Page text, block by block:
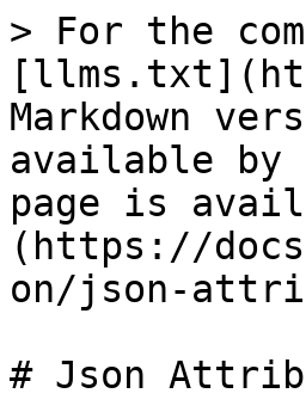
> For the
Markdown
available by
page is
(https://
on/json-
# Json